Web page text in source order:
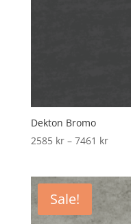
Dekton Bromo
2585 kr – 7461 krPrice
7461
Sale!